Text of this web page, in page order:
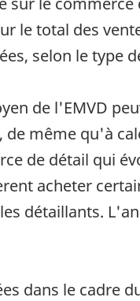
le total des
selon le type
de l'EMVD
même qu'à
de détail qui
acheter
détaillants.
dans le cadre